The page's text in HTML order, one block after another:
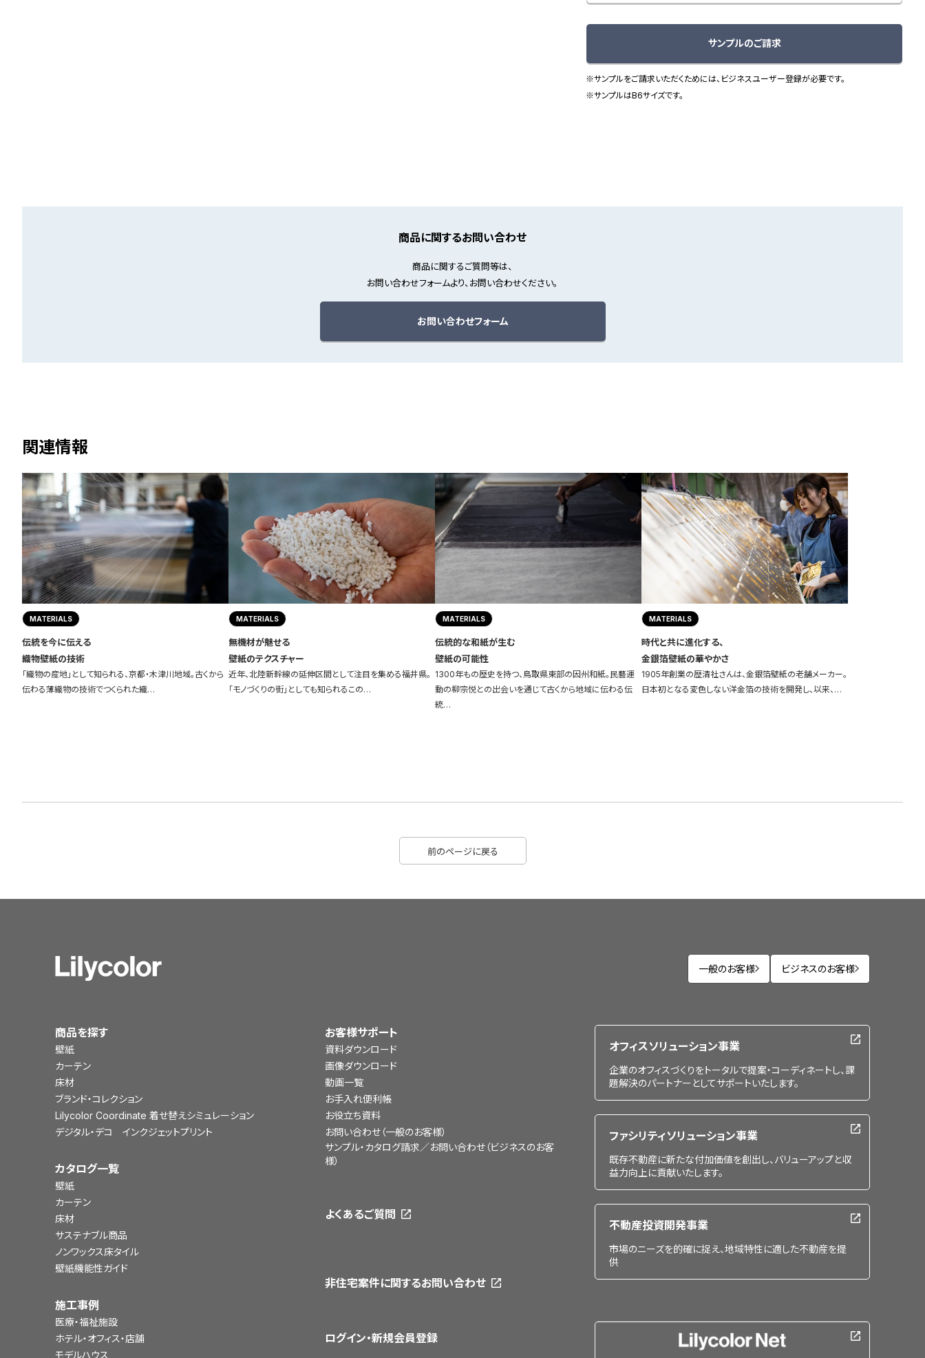
サンプルのご請求
※サンプルをご請求いただくためには、ビジネスユーザー登録が必要です。
※サンプルはB6サイズです。
商品に関するお問い合わせ
商品に関するご質問等は、
お問い合わせフォームより、お問い合わせください。
お問い合わせフォーム
関連情報
MATERIALS
伝統を今に伝える
織物壁紙の技術
「織物の産地」として知られる、京都・木津川地域。古くから
伝わる薄織物の技術でつくられた織…
MATERIALS
無機材が魅せる
壁紙のテクスチャー
近年、北陸新幹線の延伸区間として注目を集める福井県。
「モノづくりの街」としても知られるこの…
MATERIALS
伝統的な和紙が生む
壁紙の可能性
1300年もの歴史を持つ、鳥取県東部の因州和紙。民藝運
動の柳宗悦との出会いを通じて古くから地域に伝わる伝
統…
MATERIALS
時代と共に進化する、
金銀箔壁紙の華やかさ
1905年創業の歴清社さんは、金銀箔壁紙の老舗メーカー。
日本初となる変色しない洋金箔の技術を開発し、以来、…
前のページに戻る
一般のお客様 ビジネスのお客様
商品を探す
壁紙
カーテン
床材
ブランド・コレクション
Lilycolor Coordinate 着せ替えシミュレーション
デジタル・デコ インクジェットプリント
カタログ一覧
壁紙
カーテン
床材
サステナブル商品
ノンワックス床タイル
壁紙機能性ガイド
施工事例
医療・福祉施設
ホテル・オフィス・店舗
モデルハウス
お客様サポート
資料ダウンロード
画像ダウンロード
動画一覧
お手入れ便利帳
お役立ち資料
お問い合わせ（一般のお客様）
サンプル・カタログ請求／お問い合わせ（ビジネスのお客
様）
よくあるご質問
非住宅案件に関するお問い合わせ
ログイン・新規会員登録
オフィスソリューション事業
企業のオフィスづくりをトータルで提案・コーディネートし、課
題解決のパートナーとしてサポートいたします。
ファシリティソリューション事業
既存不動産に新たな付加価値を創出し、バリューアップと収
益力向上に貢献いたします。
不動産投資開発事業
市場のニーズを的確に捉え、地域特性に適した不動産を提
供